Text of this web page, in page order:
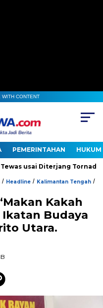
CONTENT
PEMERINTAHAN HUKUM
Diterjang Tornado
/ Headline / Kalimantan Tengah /
Kakah
Budaya
Utara.